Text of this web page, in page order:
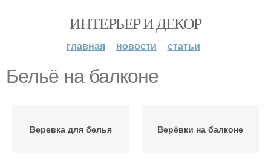
ИНТЕРЬЕР И ДЕКОР
главная новости статьи
Бельё на балконе
Веревка для белья Верёвки на балконе